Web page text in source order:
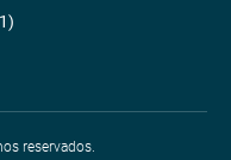
reservados.